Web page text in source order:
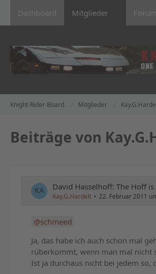
Dashboard Mitglieder Forum
Knight-Rider-Board Mitglieder
Beiträge von
David Hasselhoff: The Hoff
Kay.G.Hardelt 22. Februar 2011
schmeed
Ja, das habe ich auch schon mal
rüberkommt, wenn man mal nicht
Ist ja durchaus nicht bei jedem so,